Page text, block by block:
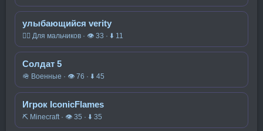
улыбающийся verity
🧍‍♂️ Для мальчиков · 👁 33 · ⬇ 11
Солдат 5
🪖 Военные · 👁 76 · ⬇ 45
Игрок IconicFlames
⛏️ Minecraft · 👁 35 · ⬇ 35